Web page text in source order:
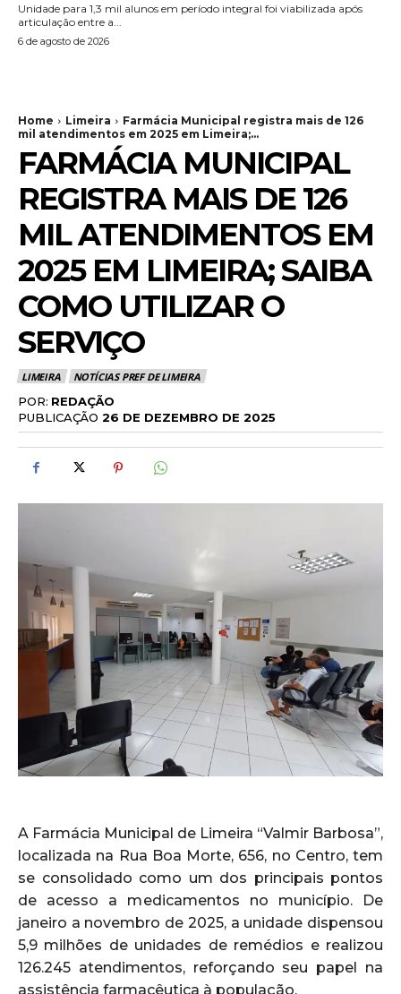
Unidade para 1,3 mil alunos em período integral foi viabilizada após
articulação entre a...
6 de agosto de 2026